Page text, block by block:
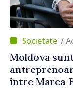
/
Moldova
între Marea